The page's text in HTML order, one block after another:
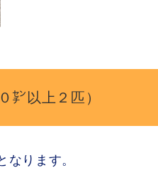
０㌢以上２匹）
ります。